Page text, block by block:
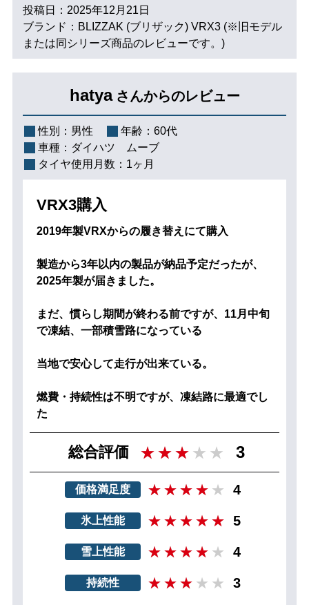
投稿日：2025年12月21日
ブランド：BLIZZAK (ブリザック) VRX3 (※旧モデル
または同シリーズ商品のレビューです。)
hatya さんからのレビュー
性別： 男性 年齢： 60代
車種： ダイハツ ムーブ
タイヤ使用月数： 1ヶ月
VRX3購入
2019年製VRXからの履き替えにて購入
製造から3年以内の製品が納品予定だったが、
2025年製が届きました。
まだ、慣らし期間が終わる前ですが、11月中旬
で凍結、一部積雪路になっている
当地で安心して走行が出来ている。
燃費・持続性は不明ですが、凍結路に最適でし
た
総合評価 3
価格満足度 4
氷上性能 5
雪上性能 4
持続性 3